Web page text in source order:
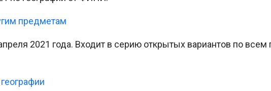
предметам
2021 года. Входит в серию открытых вариантов по